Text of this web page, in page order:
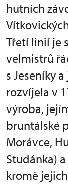
hutních
Třetí linií je
velmistrů
s Jeseníky
rozvíjela v
výroba,
bruntálské
Morávce,
Studánka)
kromě